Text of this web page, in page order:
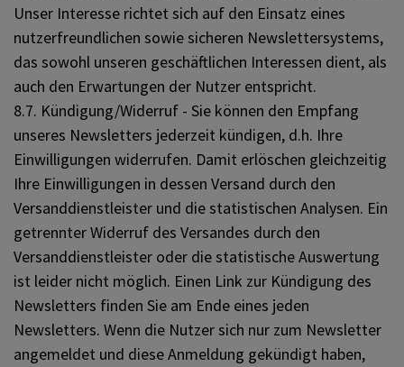
Unser Interesse richtet sich auf den Einsatz eines
nutzerfreundlichen sowie sicheren Newslettersystems,
das sowohl unseren geschäftlichen Interessen dient, als
auch den Erwartungen der Nutzer entspricht.
8.7. Kündigung/Widerruf - Sie können den Empfang
unseres Newsletters jederzeit kündigen, d.h. Ihre
Einwilligungen widerrufen. Damit erlöschen gleichzeitig
Ihre Einwilligungen in dessen Versand durch den
Versanddienstleister und die statistischen Analysen. Ein
getrennter Widerruf des Versandes durch den
Versanddienstleister oder die statistische Auswertung
ist leider nicht möglich. Einen Link zur Kündigung des
Newsletters finden Sie am Ende eines jeden
Newsletters. Wenn die Nutzer sich nur zum Newsletter
angemeldet und diese Anmeldung gekündigt haben,